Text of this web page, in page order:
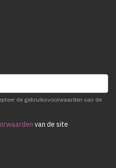
de gebruiksvoorwaarden van de
van de site